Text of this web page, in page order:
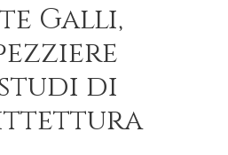
Galli,
di